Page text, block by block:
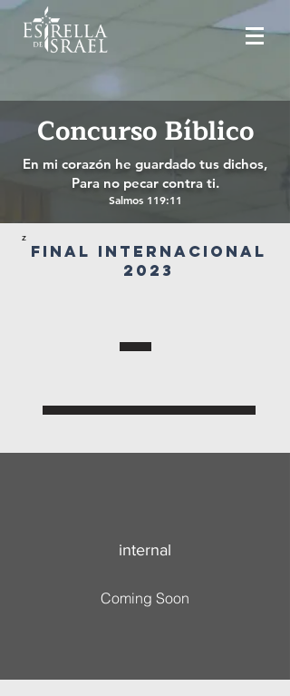
Concurso Bíblico
En mi corazón he guardado tus dichos,
Para no pecar contra ti.
Salmos 119:11
z
FINAL INTERNACIONAL
2023
internal
Coming Soon